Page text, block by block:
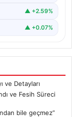
▲ +2.59%
▲ +0.07%
ve Detayları
ve Fesih Süreci
bile geçmez”